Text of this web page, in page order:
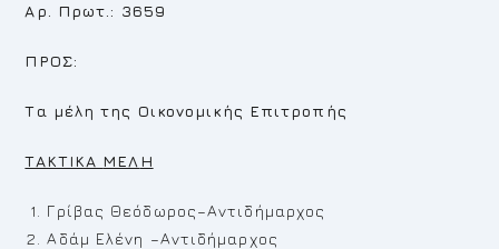
Αρ. Πρωτ.: 3659
ΠΡΟΣ:
Τα μέλη της Οικονομικής Επιτροπής
TAKTIKA MEΛ H
Γρίβας Θεόδωρος–Αντιδήμαρχος
Αδάμ Ελένη –Αντιδήμαρχος